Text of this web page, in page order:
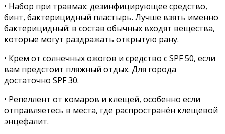
• Набор при травмах: дезинфицирующее средство,
бинт, бактерицидный пластырь. Лучше взять именно
бактерицидный: в состав обычных входят вещества,
которые могут раздражать открытую рану.
• Крем от солнечных ожогов и средство с SPF 50, если
вам предстоит пляжный отдых. Для города
достаточно SPF 30.
• Репеллент от комаров и клещей, особенно если
отправляетесь в места, где распространён клещевой
энцефалит.